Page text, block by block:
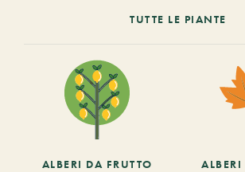
TUTTE LE PIANTE
ALBERI DA FRUTTO